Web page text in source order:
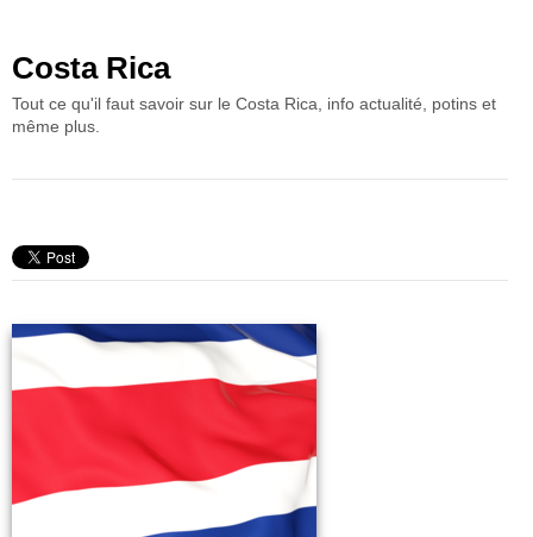
Costa Rica
Tout ce qu'il faut savoir sur le Costa Rica, info actualité, potins et
même plus.